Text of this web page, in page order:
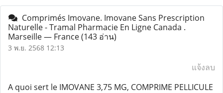
Comprimés Imovane. Imovane Sans Prescription
Naturelle - Tramal Pharmacie En Ligne Canada .
Marseille — France(143 อ่าน)
3 พ.ย. 2568 12:13
แจ้งลบ
A quoi sert le IMOVANE 3,75 MG, COMPRIME PELLICULE